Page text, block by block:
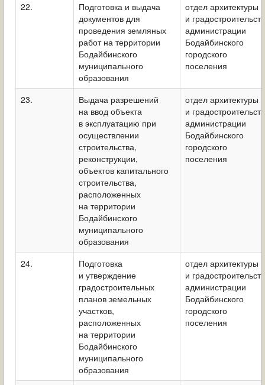
22.
Подготовка и выдача
документов для
проведения земляных
работ на территории
Бодайбинского
муниципального
образования
отдел архитектуры
и
администрации
Бодайбинского
городского
поселения
23.
Выдача разрешений
на ввод объекта
в эксплуатацию при
осуществлении
строительства,
реконструкции,
объектов капитального
строительства,
расположенных
на территории
Бодайбинского
муниципального
образования
отдел архитектуры
и
администрации
Бодайбинского
городского
поселения
24.
Подготовка
и утверждение
градостроительных
планов земельных
участков,
расположенных
на территории
Бодайбинского
муниципального
образования
отдел архитектуры
и
администрации
Бодайбинского
городского
поселения